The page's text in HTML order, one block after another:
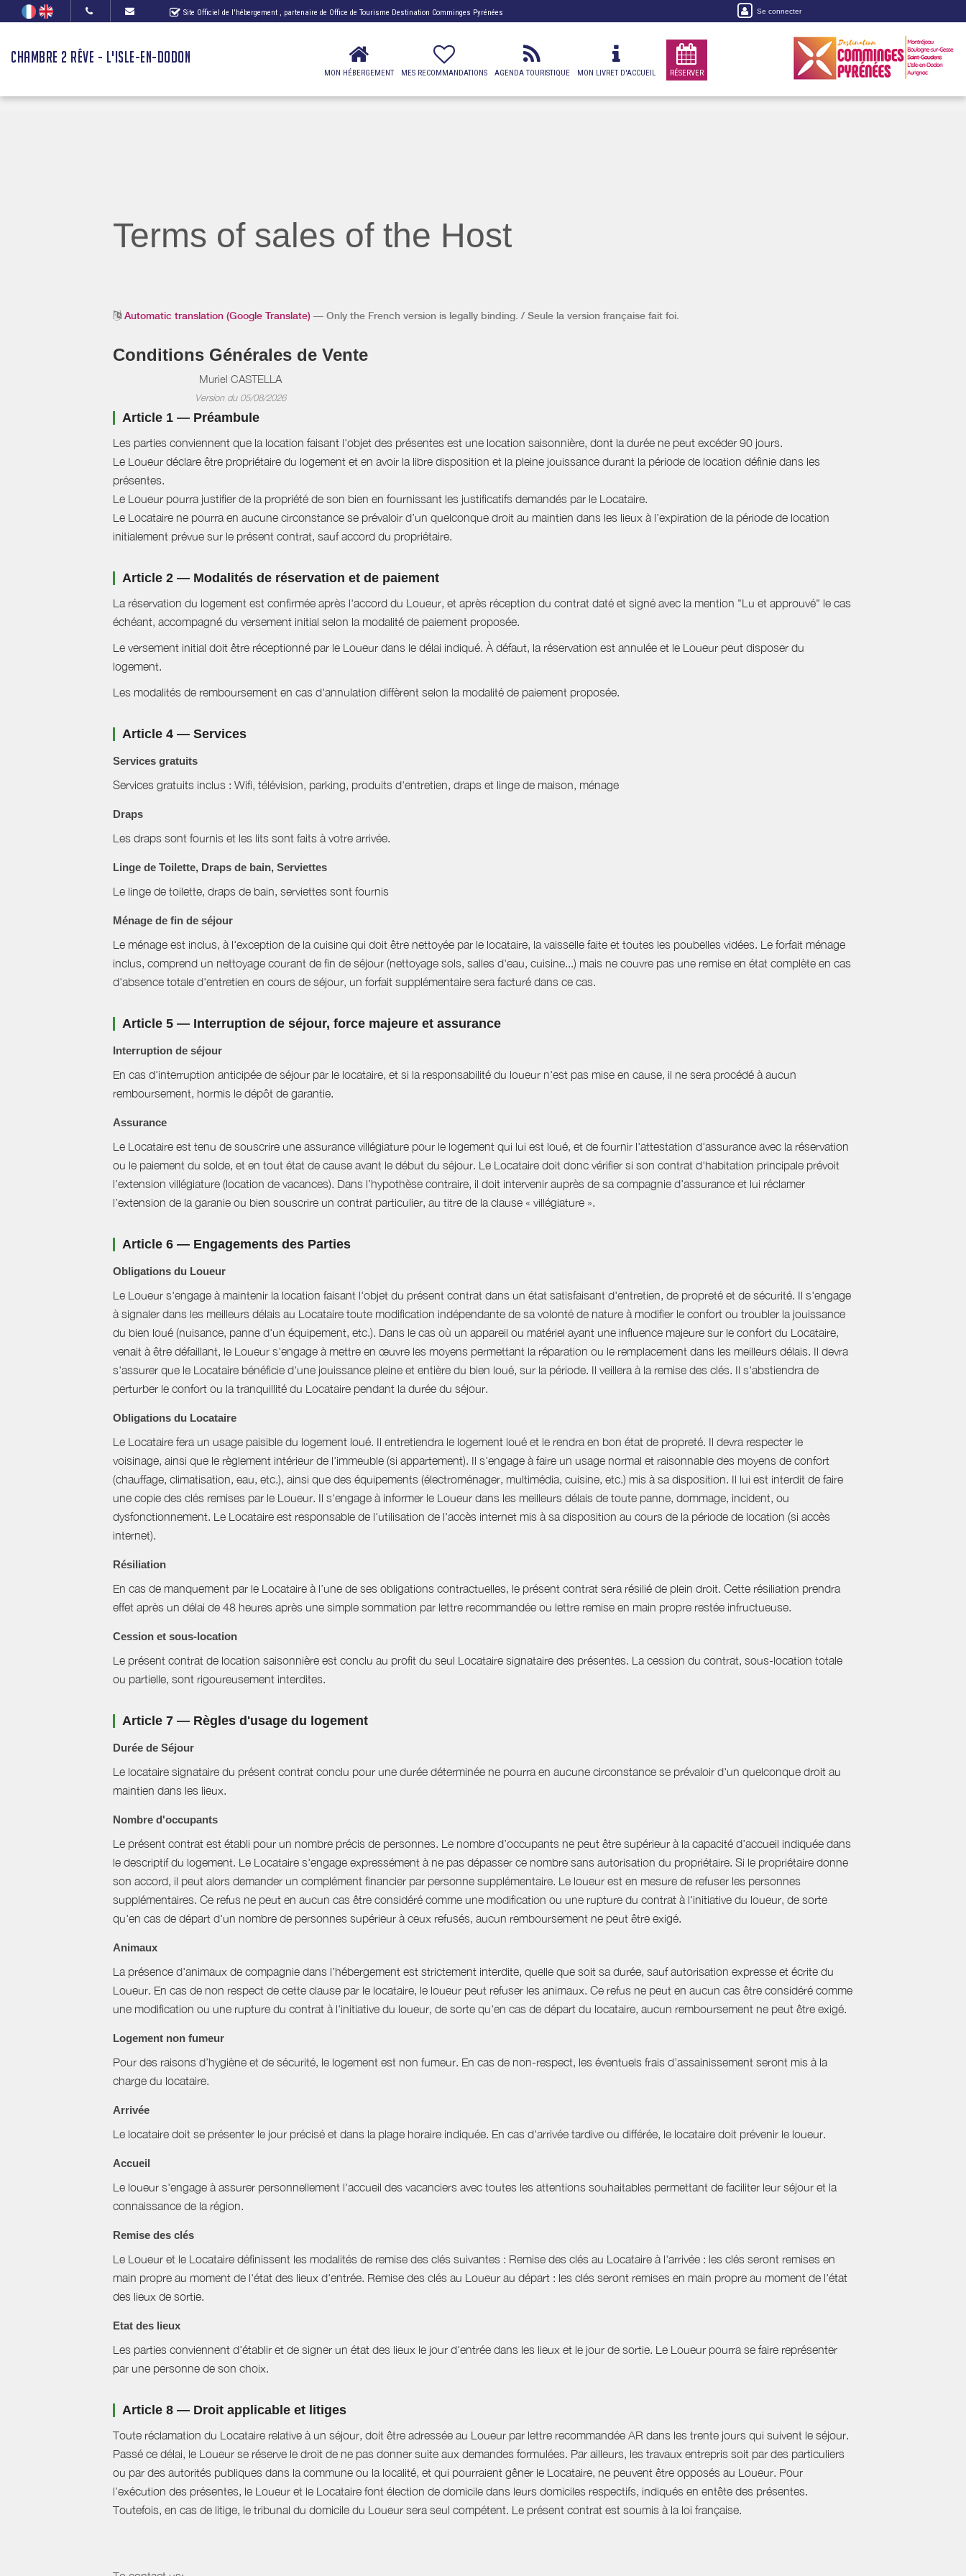
Site Officiel de l'hébergement , partenaire de Office de Tourisme Destination Comminges Pyrénées Se connecter
CHAMBRE 2 RÊVE - L'ISLE-EN-DODON
MON HÉBERGEMENT MES RECOMMANDATIONS AGENDA TOURISTIQUE MON LIVRET D'ACCUEIL RÉSERVER
Terms of sales of the Host
Automatic translation (Google Translate) — Only the French version is legally binding. / Seule la version française fait foi.
Conditions Générales de Vente
Muriel CASTELLA
Version du 05/08/2026
Article 1 — Préambule
Les parties conviennent que la location faisant l'objet des présentes est une location saisonnière, dont la durée ne peut excéder 90 jours.
Le Loueur déclare être propriétaire du logement et en avoir la libre disposition et la pleine jouissance durant la période de location définie dans les
présentes.
Le Loueur pourra justifier de la propriété de son bien en fournissant les justificatifs demandés par le Locataire.
Le Locataire ne pourra en aucune circonstance se prévaloir d’un quelconque droit au maintien dans les lieux à l’expiration de la période de location
initialement prévue sur le présent contrat, sauf accord du propriétaire.
Article 2 — Modalités de réservation et de paiement
La réservation du logement est confirmée après l'accord du Loueur, et après réception du contrat daté et signé avec la mention "Lu et approuvé" le cas
échéant, accompagné du versement initial selon la modalité de paiement proposée.
Le versement initial doit être réceptionné par le Loueur dans le délai indiqué. À défaut, la réservation est annulée et le Loueur peut disposer du
logement.
Les modalités de remboursement en cas d'annulation diffèrent selon la modalité de paiement proposée.
Article 4 — Services
Services gratuits
Services gratuits inclus : Wifi, télévision, parking, produits d'entretien, draps et linge de maison, ménage
Draps
Les draps sont fournis et les lits sont faits à votre arrivée.
Linge de Toilette, Draps de bain, Serviettes
Le linge de toilette, draps de bain, serviettes sont fournis
Ménage de fin de séjour
Le ménage est inclus, à l'exception de la cuisine qui doit être nettoyée par le locataire, la vaisselle faite et toutes les poubelles vidées. Le forfait ménage
inclus, comprend un nettoyage courant de fin de séjour (nettoyage sols, salles d'eau, cuisine...) mais ne couvre pas une remise en état complète en cas
d'absence totale d'entretien en cours de séjour, un forfait supplémentaire sera facturé dans ce cas.
Article 5 — Interruption de séjour, force majeure et assurance
Interruption de séjour
En cas d'interruption anticipée de séjour par le locataire, et si la responsabilité du loueur n'est pas mise en cause, il ne sera procédé à aucun
remboursement, hormis le dépôt de garantie.
Assurance
Le Locataire est tenu de souscrire une assurance villégiature pour le logement qui lui est loué, et de fournir l'attestation d'assurance avec la réservation
ou le paiement du solde, et en tout état de cause avant le début du séjour. Le Locataire doit donc vérifier si son contrat d'habitation principale prévoit
l’extension villégiature (location de vacances). Dans l’hypothèse contraire, il doit intervenir auprès de sa compagnie d’assurance et lui réclamer
l’extension de la garanie ou bien souscrire un contrat particulier, au titre de la clause « villégiature ».
Article 6 — Engagements des Parties
Obligations du Loueur
Le Loueur s'engage à maintenir la location faisant l'objet du présent contrat dans un état satisfaisant d'entretien, de propreté et de sécurité. Il s'engage
à signaler dans les meilleurs délais au Locataire toute modification indépendante de sa volonté de nature à modifier le confort ou troubler la jouissance
du bien loué (nuisance, panne d'un équipement, etc.). Dans le cas où un appareil ou matériel ayant une influence majeure sur le confort du Locataire,
venait à être défaillant, le Loueur s'engage à mettre en œuvre les moyens permettant la réparation ou le remplacement dans les meilleurs délais. Il devra
s'assurer que le Locataire bénéficie d'une jouissance pleine et entière du bien loué, sur la période. Il veillera à la remise des clés. Il s'abstiendra de
perturber le confort ou la tranquillité du Locataire pendant la durée du séjour.
Obligations du Locataire
Le Locataire fera un usage paisible du logement loué. Il entretiendra le logement loué et le rendra en bon état de propreté. Il devra respecter le
voisinage, ainsi que le règlement intérieur de l'immeuble (si appartement). Il s'engage à faire un usage normal et raisonnable des moyens de confort
(chauffage, climatisation, eau, etc.), ainsi que des équipements (électroménager, multimédia, cuisine, etc.) mis à sa disposition. Il lui est interdit de faire
une copie des clés remises par le Loueur. Il s'engage à informer le Loueur dans les meilleurs délais de toute panne, dommage, incident, ou
dysfonctionnement. Le Locataire est responsable de l'utilisation de l'accès internet mis à sa disposition au cours de la période de location (si accès
internet).
Résiliation
En cas de manquement par le Locataire à l’une de ses obligations contractuelles, le présent contrat sera résilié de plein droit. Cette résiliation prendra
effet après un délai de 48 heures après une simple sommation par lettre recommandée ou lettre remise en main propre restée infructueuse.
Cession et sous-location
Le présent contrat de location saisonnière est conclu au profit du seul Locataire signataire des présentes. La cession du contrat, sous-location totale
ou partielle, sont rigoureusement interdites.
Article 7 — Règles d'usage du logement
Durée de Séjour
Le locataire signataire du présent contrat conclu pour une durée déterminée ne pourra en aucune circonstance se prévaloir d'un quelconque droit au
maintien dans les lieux.
Nombre d'occupants
Le présent contrat est établi pour un nombre précis de personnes. Le nombre d’occupants ne peut être supérieur à la capacité d’accueil indiquée dans
le descriptif du logement. Le Locataire s'engage expressément à ne pas dépasser ce nombre sans autorisation du propriétaire. Si le propriétaire donne
son accord, il peut alors demander un complément financier par personne supplémentaire. Le loueur est en mesure de refuser les personnes
supplémentaires. Ce refus ne peut en aucun cas être considéré comme une modification ou une rupture du contrat à l'initiative du loueur, de sorte
qu'en cas de départ d'un nombre de personnes supérieur à ceux refusés, aucun remboursement ne peut être exigé.
Animaux
La présence d'animaux de compagnie dans l’hébergement est strictement interdite, quelle que soit sa durée, sauf autorisation expresse et écrite du
Loueur. En cas de non respect de cette clause par le locataire, le loueur peut refuser les animaux. Ce refus ne peut en aucun cas être considéré comme
une modification ou une rupture du contrat à l'initiative du loueur, de sorte qu'en cas de départ du locataire, aucun remboursement ne peut être exigé.
Logement non fumeur
Pour des raisons d’hygiène et de sécurité, le logement est non fumeur. En cas de non-respect, les éventuels frais d’assainissement seront mis à la
charge du locataire.
Arrivée
Le locataire doit se présenter le jour précisé et dans la plage horaire indiquée. En cas d'arrivée tardive ou différée, le locataire doit prévenir le loueur.
Accueil
Le loueur s'engage à assurer personnellement l'accueil des vacanciers avec toutes les attentions souhaitables permettant de faciliter leur séjour et la
connaissance de la région.
Remise des clés
Le Loueur et le Locataire définissent les modalités de remise des clés suivantes : Remise des clés au Locataire à l'arrivée : les clés seront remises en
main propre au moment de l'état des lieux d'entrée. Remise des clés au Loueur au départ : les clés seront remises en main propre au moment de l'état
des lieux de sortie.
Etat des lieux
Les parties conviennent d'établir et de signer un état des lieux le jour d'entrée dans les lieux et le jour de sortie. Le Loueur pourra se faire représenter
par une personne de son choix.
Article 8 — Droit applicable et litiges
Toute réclamation du Locataire relative à un séjour, doit être adressée au Loueur par lettre recommandée AR dans les trente jours qui suivent le séjour.
Passé ce délai, le Loueur se réserve le droit de ne pas donner suite aux demandes formulées. Par ailleurs, les travaux entrepris soit par des particuliers
ou par des autorités publiques dans la commune ou la localité, et qui pourraient gêner le Locataire, ne peuvent être opposés au Loueur. Pour
l’exécution des présentes, le Loueur et le Locataire font élection de domicile dans leurs domiciles respectifs, indiqués en entête des présentes.
Toutefois, en cas de litige, le tribunal du domicile du Loueur sera seul compétent. Le présent contrat est soumis à la loi française.